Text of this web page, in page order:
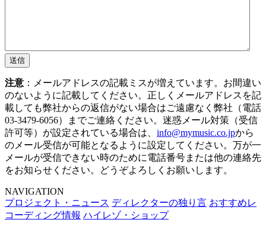
送信
注意 ：メールアドレスの記載ミスが増えています。お間違い
のないように記載してください。正しくメールアドレスを記
載しても弊社からの返信がない場合はご遠慮なく弊社（電話
03-3479-6056）までご連絡ください。迷惑メール対策（受信
許可等）が設定されている場合は、 info@mymusic.co.jpから
のメール受信が可能となるように設定してください。万が一
メールが受信できない時のために電話番号または他の連絡先
をお知らせください。どうぞよろしくお願いします。
NAVIGATION
プロジェクト・ニュース ディレクターの独り言 おすすめレ
コーディング情報 ハイレゾ・ショップ